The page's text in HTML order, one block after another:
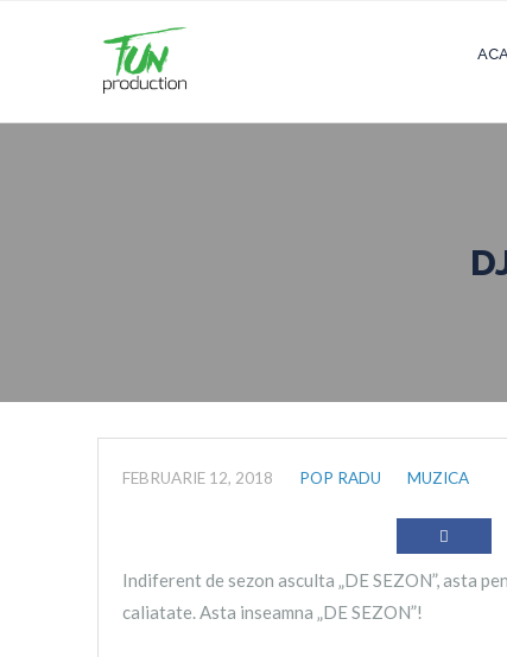
FEBRUARIE 12, 2018 POP RADU MUZICA
Indiferent de sezon asculta „DE SEZON”, asta
caliatate. Asta inseamna „DE SEZON”!